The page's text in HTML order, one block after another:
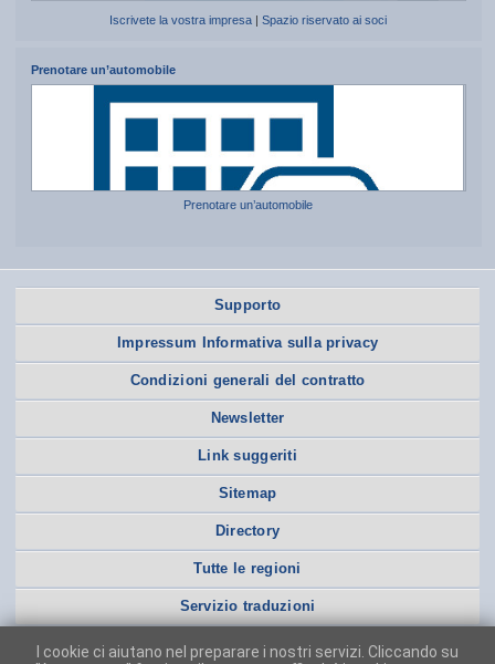
Iscrivete la vostra impresa |Spazio riservato ai soci
Prenotare un’automobile
Prenotare un’automobile
Supporto
Impressum Informativa sulla privacy
Condizioni generali del contratto
Newsletter
Link suggeriti
Sitemap
Directory
Tutte le regioni
Servizio traduzioni
I cookie ci aiutano nel preparare i nostri servizi. Cliccando su